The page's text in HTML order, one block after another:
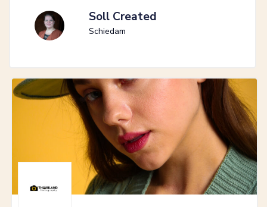
Soll Created
Schiedam